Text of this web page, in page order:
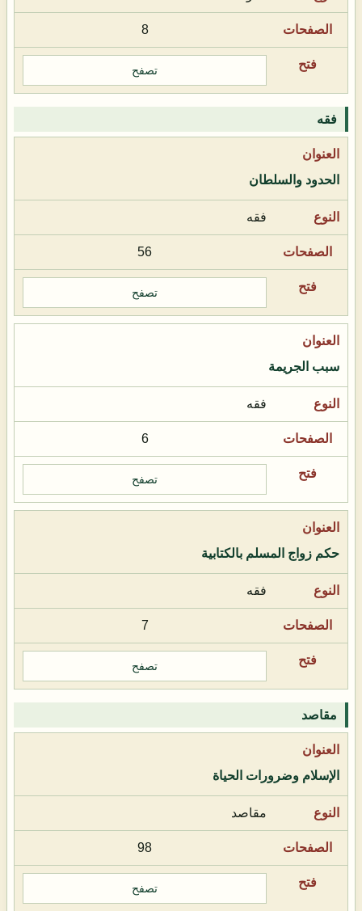
8
تصفح
فقه
الحدود والسلطان
فقه
56
تصفح
سبب الجريمة
فقه
6
تصفح
حكم زواج المسلم بالكتابية
فقه
7
تصفح
مقاصد
الإسلام وضرورات الحياة
مقاصد
98
تصفح